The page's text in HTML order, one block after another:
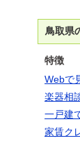
鳥取県
特徴
Webで
楽器相
一戸建
家賃ク